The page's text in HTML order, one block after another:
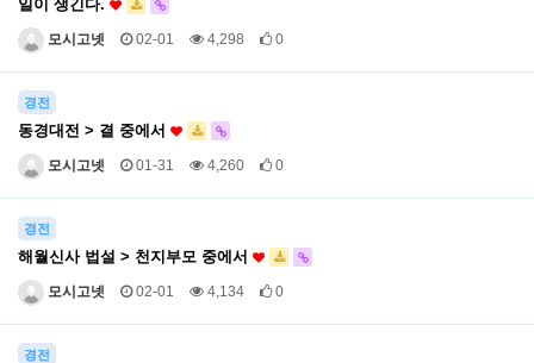
일이 생긴다.
모시고넷 02-01 4,298 0
경전
동경대전 > 결 중에서
모시고넷 01-31 4,260 0
경전
해월신사 법설 > 천지부모 중에서
모시고넷 02-01 4,134 0
경전